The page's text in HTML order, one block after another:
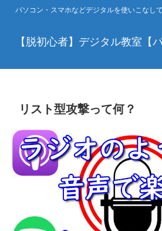
パソコン・スマホなどデジタルを使いこなし
【脱初心者】デジタル教室【
リスト型攻撃って何？